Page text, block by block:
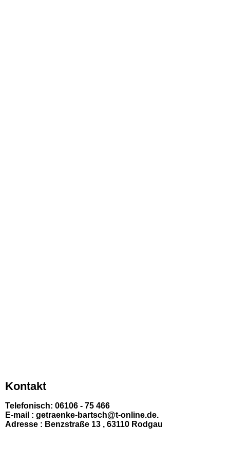
Kontakt
Telefonisch: 06106 - 75 466
E-mail : getraenke-bartsch@t-online.de.
Adresse : Benzstraße 13 , 63110 Rodgau